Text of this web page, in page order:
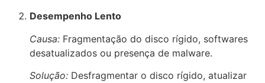
Desempenho Lento
Causa: Fragmentação do disco rígido, softwares
desatualizados ou presença de malware.
Solução: Desfragmentar o disco rígido, atualizar